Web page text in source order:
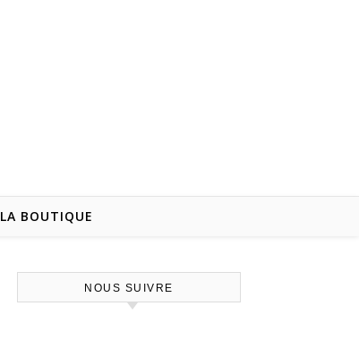
LA BOUTIQUE
NOUS SUIVRE